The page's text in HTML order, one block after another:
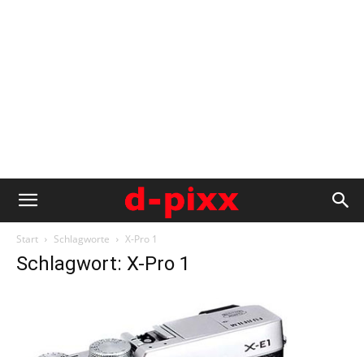
Start Schlagworte X-Pro 1
Schlagwort: X-Pro 1